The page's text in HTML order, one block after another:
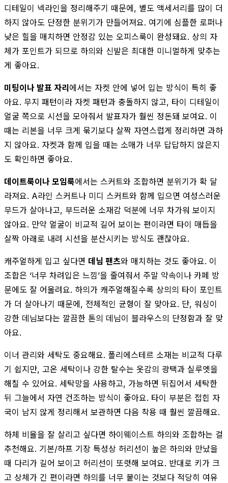
디테일이 넥라인을 정리해주기 때문에, 별도 액세서리를 많이 더
하지 않아도 단정한 분위기가 만들어져요. 여기에 심플한 로퍼나
낮은 힐을 매치하면 안정감 있는 오피스룩이 완성돼요. 상의 자
체가 포인트가 되므로 하의와 신발은 최대한 미니멀하게 맞추는
게 좋아요.
미팅이나 발표 자리에서는 자켓 안에 넣어 입는 방식이 특히 좋
아요. 무지 패턴이라 자켓 패턴과 충돌하지 않고, 타이 디테일이
얼굴 쪽으로 시선을 모아줘서 발표자가 훨씬 정돈돼 보여요. 이
때는 리본을 너무 크게 묶기보다 살짝 자연스럽게 정리하면 과하
지 않아요. 자켓과 함께 입을 때는 소매가 너무 답답하지 않은지
도 확인하면 좋아요.
데이트룩이나 모임룩에서는 스커트와 조합하면 분위기가 확 달
라져요. A라인 스커트나 미디 스커트와 함께 입으면 여성스러운
무드가 살아나고, 부드러운 소재감 덕분에 너무 차가워 보이지
않아요. 만약 얼굴이 비교적 길어 보이는 편이라면 타이 매듭을
살짝 아래로 내려 시선을 분산시키는 방식도 괜찮아요.
캐주얼하게 입고 싶다면 데님 팬츠와 매치하는 것도 좋아요. 이
조합은 ‘너무 차려입은 느낌’을 줄여줘서 주말 약속이나 카페 방
문에도 잘 어울려요. 하의가 캐주얼해질수록 상의의 타이 포인트
가 더 살아나기 때문에, 전체적인 균형이 잘 맞아요. 단, 워싱이
강한 데님보다는 깔끔한 톤의 데님이 블라우스의 단정함과 잘 맞
아요.
이너 관리와 세탁도 중요해요. 폴리에스테르 소재는 비교적 다루
기 쉽지만, 고온 세탁이나 강한 탈수는 옷감의 광택과 실루엣을
해칠 수 있어요. 세탁망을 사용하고, 가능하면 뒤집어서 세탁한
뒤 그늘에서 자연 건조하는 방식이 좋아요. 타이 부분은 접힌 자
국이 남지 않게 정리해서 보관하면 다음 착용 때 훨씬 깔끔해요.
하체 비율을 잘 살리고 싶다면 하이웨이스트 하의와 조합하는 걸
추천해요. 기본/하프 기장 특성상 허리선이 높은 하의와 만났을
때 다리가 길어 보이고 허리선이 또렷해 보여요. 반대로 키가 크
고 상체가 긴 편이라면 하의를 너무 붙이는 것보다 적당히 여유